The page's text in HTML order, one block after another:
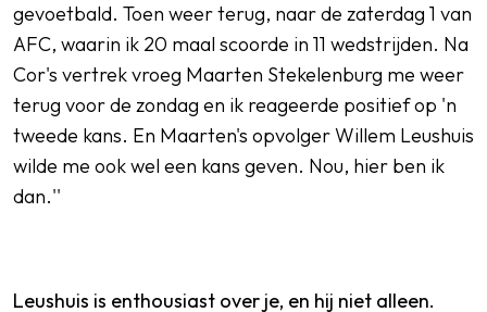
gevoetbald. Toen weer terug, naar de zaterdag 1 van
AFC, waarin ik 20 maal scoorde in 11 wedstrijden. Na
Cor's vertrek vroeg Maarten Stekelenburg me weer
terug voor de zondag en ik reageerde positief op 'n
tweede kans. En Maarten's opvolger Willem Leushuis
wilde me ook wel een kans geven. Nou, hier ben ik
dan.''
Leushuis is enthousiast over je, en hij niet alleen.